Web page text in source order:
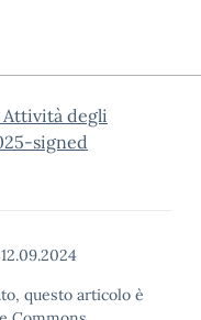
degli
signed
12.09.2024
questo articolo è